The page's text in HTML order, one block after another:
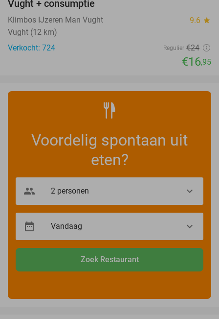
Vught + consumptie
Klimbos IJzeren Man Vught 9.6 star
Vught (12 km)
Verkocht: 724
Regulier €24
€16,95
Voordelig spontaan uit
eten?
Zoek Restaurant